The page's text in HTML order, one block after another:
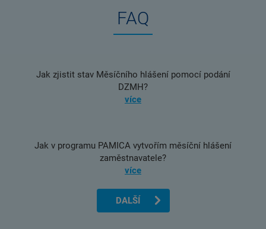
FAQ
Jak zjistit stav Měsíčního hlášení pomocí podání
DZMH?
více
Jak v programu PAMICA vytvořím měsíční hlášení
zaměstnavatele?
více
DALŠÍ